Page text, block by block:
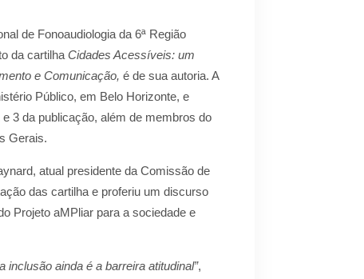
de Fonoaudiologia da 6ª Região
da cartilha Cidades Acessíveis: um
e Comunicação, é de sua autoria. A
Público, em Belo Horizonte, e
3 da publicação, além de membros do
Gerais.
atual presidente da Comissão de
das cartilha e proferiu um discurso
Projeto aMPliar para a sociedade e
inclusão ainda é a barreira atitudinal”,